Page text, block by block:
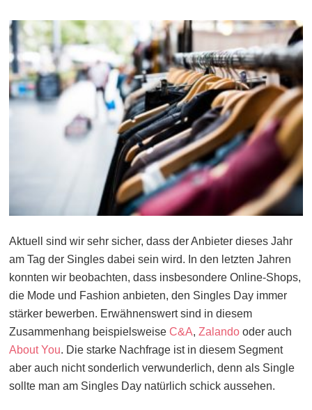
Aktuell sind wir sehr sicher, dass der Anbieter dieses Jahr
am Tag der Singles dabei sein wird. In den letzten Jahren
konnten wir beobachten, dass insbesondere Online-Shops,
die Mode und Fashion anbieten, den Singles Day immer
stärker bewerben. Erwähnenswert sind in diesem
Zusammenhang beispielsweise C&A, Zalando oder auch
About You. Die starke Nachfrage ist in diesem Segment
aber auch nicht sonderlich verwunderlich, denn als Single
sollte man am Singles Day natürlich schick aussehen.